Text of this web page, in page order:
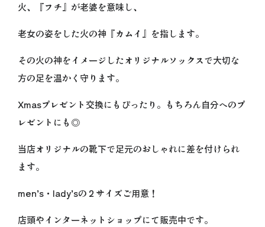
火、『フチ』が老婆を意味し、
老女の姿をした火の神『カムイ』を指します。
その火の神をイメージしたオリジナルソックスで大切な
方の足を温かく守ります。
Xmasプレゼント交換にもぴったり。もちろん自分へのプ
レゼントにも◎
当店オリジナルの靴下で足元のおしゃれに差を付けられ
ます。
men’s・lady’sの２サイズご用意！
店頭やインターネットショップにて販売中です。